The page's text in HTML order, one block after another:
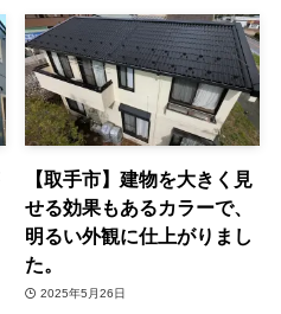
【取手市】建物を大きく見
せる効果もあるカラーで、
明るい外観に仕上がりまし
た。
2025年5月26日